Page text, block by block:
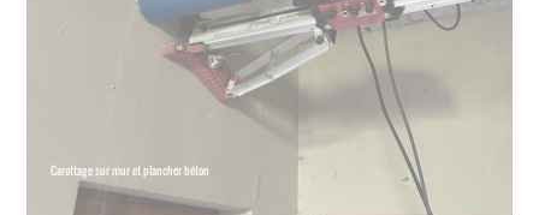
Carottage sur mur et plancher béton